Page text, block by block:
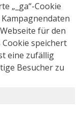
„_ga“-Cookie
für den
speichert
eine zufällig
Besucher zu